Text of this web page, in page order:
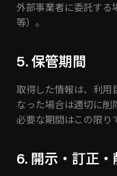
外部事業者に委託する
等）。
5. 保管期間
取得した情報は、利用
なった場合は適切に削
必要な期間はこの限り
6. 開示・訂正